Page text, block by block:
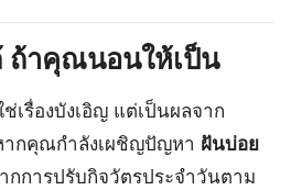
ถ้าคุณนอนให้เป็น
รื่องบังเอิญ แต่เป็นผลจาก
ากคุณกำลังเผชิญปัญหา ฝันบ่อย
กการปรับกิจวัตรประจำวันตาม